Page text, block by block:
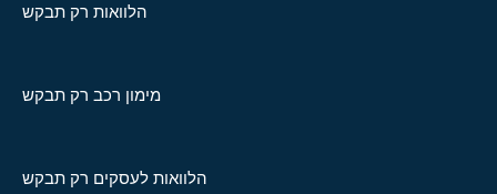
הלוואות רק תבקש
מימון רכב רק תבקש
הלוואות לעסקים רק תבקש